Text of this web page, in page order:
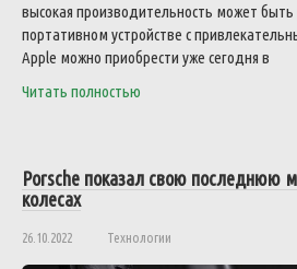
высокая производительность может быть
портативном устройстве с
Apple можно приобрести уже сегодня в
Читать полностью
Porsche показал свою последнюю
колесах
26.10.2022 Технологии